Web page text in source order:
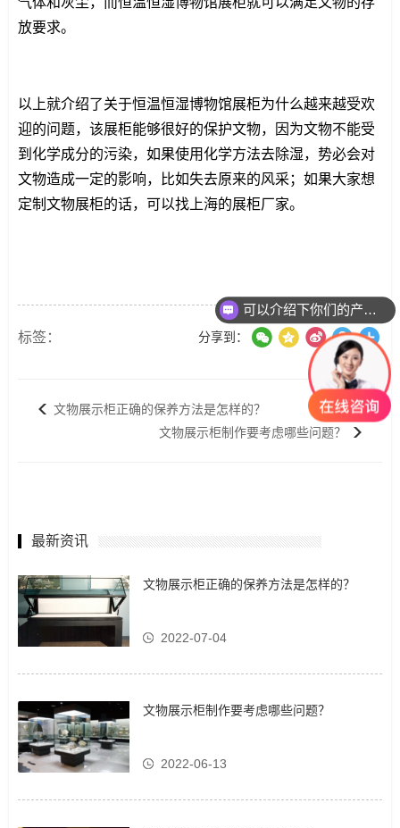
放要求。
以上就介绍了关于恒温恒湿博物馆展柜为什么越来越受欢
迎的问题，该展柜能够很好的保护文物，因为文物不能受
到化学成分的污染，如果使用化学方法去除湿，势必会对
文物造成一定的影响，比如失去原来的风采；如果大家想
定制文物展柜的话，可以找上海的展柜厂家。
标签： 分享到：
文物展示柜正确的保养方法是怎样的？
文物展示柜制作要考虑哪些问题？
最新资讯
文物展示柜正确的保养方法是怎样的？
2022-07-04
文物展示柜制作要考虑哪些问题？
2022-06-13
可以介绍下你们的产品么？